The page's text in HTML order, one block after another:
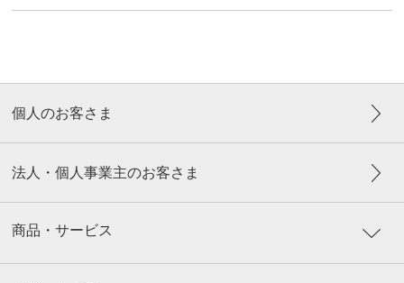
個人のお客さま
法人・個人事業主のお客さま
商品・サービス